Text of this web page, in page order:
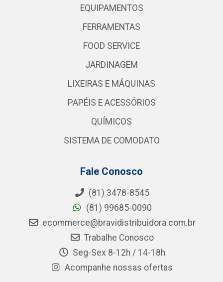
EQUIPAMENTOS
FERRAMENTAS
FOOD SERVICE
JARDINAGEM
LIXEIRAS E MÁQUINAS
PAPÉIS E ACESSÓRIOS
QUÍMICOS
SISTEMA DE COMODATO
Fale Conosco
(81) 3478-8545
(81) 99685-0090
ecommerce@bravidistribuidora.com.br
Trabalhe Conosco
Seg-Sex 8-12h / 14-18h
Acompanhe nossas ofertas